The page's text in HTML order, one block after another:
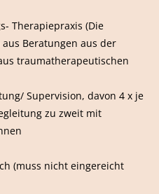
Therapiepraxis (Die
Beratungen aus der
traumatherapeutischen
Supervision, davon 4 x je
zu zweit mit
(muss nicht eingereicht